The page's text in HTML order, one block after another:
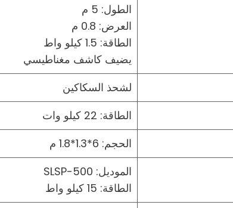
الطول: 5 م
العرض: 0.8 م
الطاقة: 1.5 كيلو واط
يضيف كاشف مغناطيسي
لشحذ السكاكين
الطاقة: 22 كيلو وات
الحجم: 6*1.3*1.8 م
الموديل: SLSP-500
الطاقة: 15 كيلو واط